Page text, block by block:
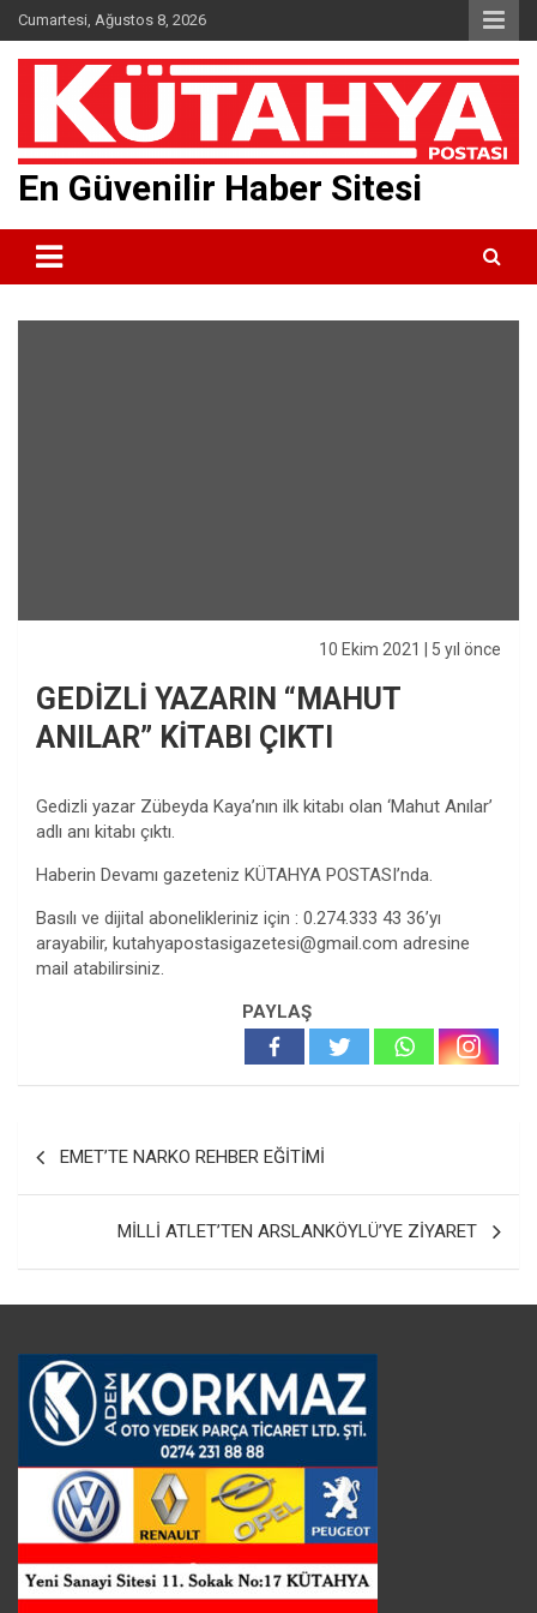
Skip
to
content
Cumartesi, Ağustos 8, 2026
En Güvenilir Haber Sitesi
10 Ekim 2021 | 5 yıl önce
GEDİZLİ YAZARIN “MAHUT
ANILAR” KİTABI ÇIKTI
Gedizli yazar Zübeyda Kaya’nın ilk kitabı olan ‘Mahut Anılar’
adlı anı kitabı çıktı.
Haberin Devamı gazeteniz KÜTAHYA POSTASI’nda.
Basılı ve dijital abonelikleriniz için : 0.274.333 43 36’yı
arayabilir, kutahyapostasigazetesi@gmail.com adresine
mail atabilirsiniz.
PAYLAŞ
EMET’TE NARKO REHBER EĞİTİMİ
MİLLİ ATLET’TEN ARSLANKÖYLÜ’YE ZİYARET